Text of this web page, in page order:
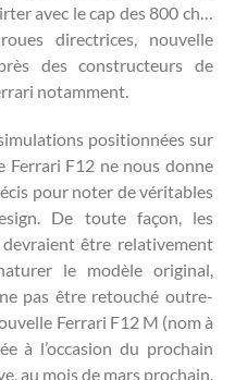
avec le cap des 800 ch…
directrices, nouvelle
des constructeurs de
notamment.
positionnées sur
Ferrari F12 ne nous donne
pour noter de véritables
De toute façon, les
être relativement
le modèle original,
pas être retouché outre-
Ferrari F12 M (nom à
à l’occasion du prochain
au mois de mars prochain.